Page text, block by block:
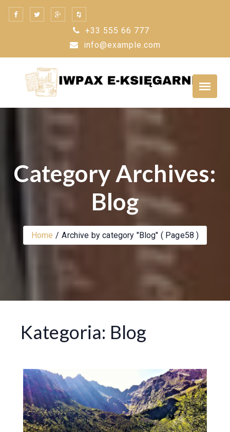
Skip
+33 555 66 777
info@example.com
Category Archives:
Blog
Home Archive by category "Blog" ( Page58 )
Kategoria: Blog